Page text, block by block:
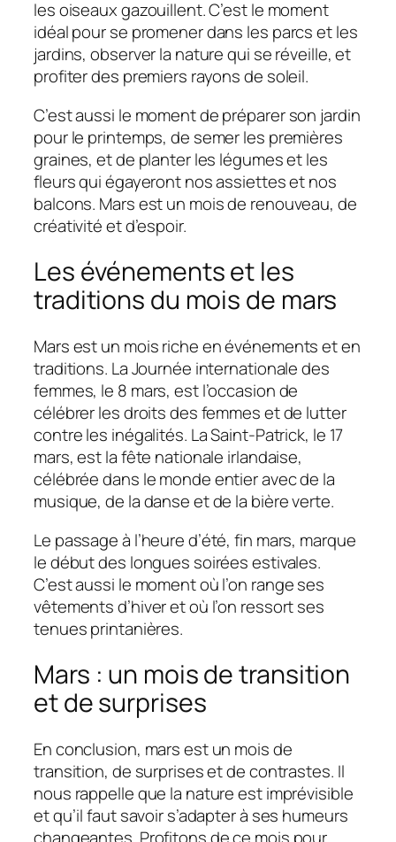
les oiseaux gazouillent. C’est le moment
idéal pour se promener dans les parcs et les
jardins, observer la nature qui se réveille, et
profiter des premiers rayons de soleil.
C’est aussi le moment de préparer son jardin
pour le printemps, de semer les premières
graines, et de planter les légumes et les
fleurs qui égayeront nos assiettes et nos
balcons. Mars est un mois de renouveau, de
créativité et d’espoir.
Les événements et les
traditions du mois de mars
Mars est un mois riche en événements et en
traditions. La Journée internationale des
femmes, le 8 mars, est l’occasion de
célébrer les droits des femmes et de lutter
contre les inégalités. La Saint-Patrick, le 17
mars, est la fête nationale irlandaise,
célébrée dans le monde entier avec de la
musique, de la danse et de la bière verte.
Le passage à l’heure d’été, fin mars, marque
le début des longues soirées estivales.
C’est aussi le moment où l’on range ses
vêtements d’hiver et où l’on ressort ses
tenues printanières.
Mars : un mois de transition
et de surprises
En conclusion, mars est un mois de
transition, de surprises et de contrastes. Il
nous rappelle que la nature est imprévisible
et qu’il faut savoir s’adapter à ses humeurs